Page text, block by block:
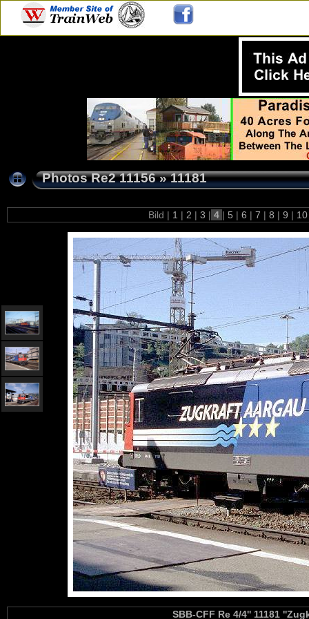
Photos Re2 11156»11181
Bild | 1 | 2 | 3 | 4 | 5 | 6 | 7 | 8 | 9 |
SBB-CFF Re 4/4'' 11181